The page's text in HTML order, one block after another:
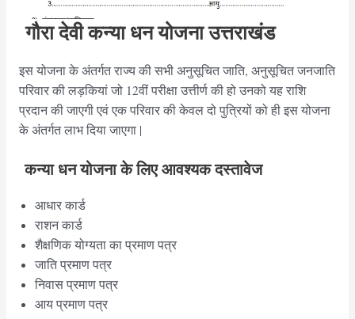
गौरा देवी कन्या धन योजना उत्तराखंड
इस योजना के अंतर्गत राज्य की सभी अनुसूचित जाति, अनुसूचित जनजाति
परिवार की लड़कियां जो 12वीं परीक्षा उत्तीर्ण की हो उनको यह राशि
प्रदान की जाएगी एवं एक परिवार की केवल दो पुत्रियों को ही इस योजना
के अंतर्गत लाभ दिया जाएगा |
कन्या धन योजना के लिए आवश्यक दस्तावेज
आधार कार्ड
राशन कार्ड
शैक्षणिक योग्यता का प्रमाण पत्र
जाति प्रमाण पत्र
निवास प्रमाण पत्र
आय प्रमाण पत्र